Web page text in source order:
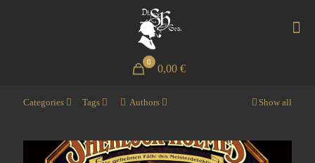
0
0,00 €
Categories Tags Authors Show all